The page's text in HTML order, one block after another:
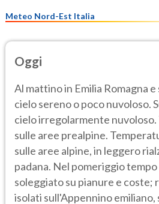
Meteo Nord-Est Italia
Oggi
Al mattino in Emilia Romagna
cielo sereno o poco nuvoloso.
cielo irregolarmente nuvoloso.
sulle aree prealpine.
sulle aree alpine, in leggero
padana. Nel pomeriggio
soleggiato su pianure e coste;
isolati sull'Appennino emiliano,